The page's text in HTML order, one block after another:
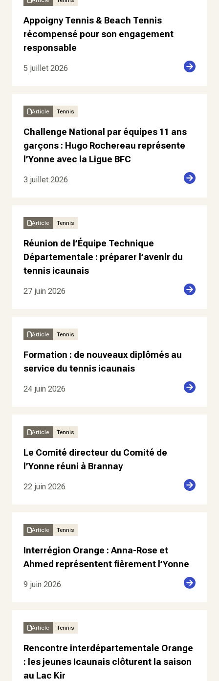
Appoigny Tennis & Beach Tennis
récompensé pour son engagement
responsable
5 juillet 2026
Article Tennis
Challenge National par équipes 11 ans
garçons : Hugo Rochereau représente
l’Yonne avec la Ligue BFC
3 juillet 2026
Article Tennis
Réunion de l’Équipe Technique
Départementale : préparer l’avenir du
tennis icaunais
27 juin 2026
Article Tennis
Formation : de nouveaux diplômés au
service du tennis icaunais
24 juin 2026
Article Tennis
Le Comité directeur du Comité de
l’Yonne réuni à Brannay
22 juin 2026
Article Tennis
Interrégion Orange : Anna-Rose et
Ahmed représentent fièrement l’Yonne
9 juin 2026
Article Tennis
Rencontre interdépartementale Orange
: les jeunes Icaunais clôturent la saison
au Lac Kir